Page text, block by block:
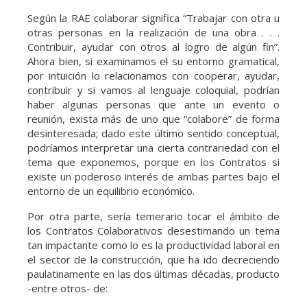
Según la RAE colaborar significa “Trabajar con otra u
otras personas en la realización de una obra . . .
Contribuir, ayudar con otros al logro de algún fin”.
Ahora bien, si examinamoselsu entorno gramatical,
por intuición lo relacionamos con cooperar, ayudar,
contribuir y si vamos al lenguaje coloquial, podrían
haber algunas personas que ante un evento o
reunión, exista más de uno que “colabore” de forma
desinteresada; dado este último sentido conceptual,
podríamos interpretar una cierta contrariedad con el
tema que exponemos, porque en los Contratos si
existe un poderoso interés de ambas partes bajo el
entorno de un equilibrio económico.
Por otra parte, sería temerario tocar el ámbito de
los Contratos Colaborativos desestimando un tema
tan impactante como lo es la productividad laboral en
el sector de la construcción, que ha ido decreciendo
paulatinamente en las dos últimas décadas, producto
-entre otros- de: